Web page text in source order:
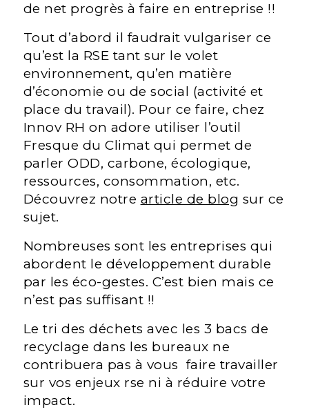
de net progrès à faire en entreprise !!
Tout d’abord il faudrait vulgariser ce
qu’est la RSE tant sur le volet
environnement, qu’en matière
d’économie ou de social (activité et
place du travail). Pour ce faire, chez
Innov RH on adore utiliser l’outil
Fresque du Climat qui permet de
parler ODD, carbone, écologique,
ressources, consommation, etc.
Découvrez notre article de blog sur ce
sujet.
Nombreuses sont les entreprises qui
abordent le développement durable
par les éco-gestes. C’est bien mais ce
n’est pas suffisant !!
Le tri des déchets avec les 3 bacs de
recyclage dans les bureaux ne
contribuera pas à vous faire travailler
sur vos enjeux rse ni à réduire votre
impact.